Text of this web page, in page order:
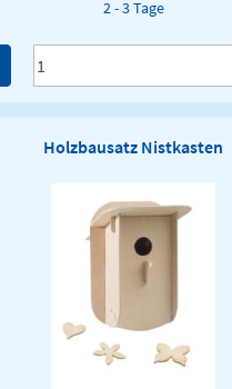
2 - 3 Tage
Holzbausatz Nistkasten